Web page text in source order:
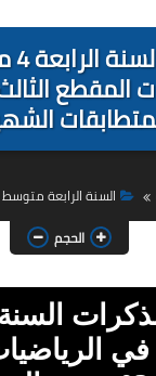
التربية
السنة
السنة
شهادة
السنة الرابعة متوسط
الحجم